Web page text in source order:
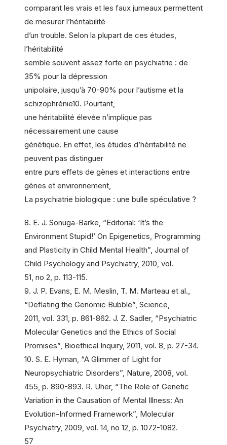
comparant les vrais et les faux jumeaux permettent
de mesurer l’héritabilité
d’un trouble. Selon la plupart de ces études,
l’héritabilité
semble souvent assez forte en psychiatrie : de
35% pour la dépression
unipolaire, jusqu’à 70-90% pour l’autisme et la
schizophrénie10. Pourtant,
une héritabilité élevée n’implique pas
nécessairement une cause
génétique. En effet, les études d’héritabilité ne
peuvent pas distinguer
entre purs effets de gènes et interactions entre
gènes et environnement,
La psychiatrie biologique : une bulle spéculative ?
8. E. J. Sonuga-Barke, “Editorial: ‘It’s the
Environment Stupid!’ On Epigenetics, Programming
and Plasticity in Child Mental Health”, Journal of
Child Psychology and Psychiatry, 2010, vol.
51, no 2, p. 113-115.
9. J. P. Evans, E. M. Meslin, T. M. Marteau et al.,
“Deflating the Genomic Bubble”, Science,
2011, vol. 331, p. 861-862. J. Z. Sadler, “Psychiatric
Molecular Genetics and the Ethics of Social
Promises”, Bioethical Inquiry, 2011, vol. 8, p. 27-34.
10. S. E. Hyman, “A Glimmer of Light for
Neuropsychiatric Disorders”, Nature, 2008, vol.
455, p. 890-893. R. Uher, “The Role of Genetic
Variation in the Causation of Mental Illness: An
Evolution-Informed Framework”, Molecular
Psychiatry, 2009, vol. 14, no 12, p. 1072-1082.
57